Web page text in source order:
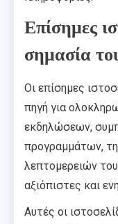
Επίσημες
σημασία
Οι επίσημες
πηγή για
εκδηλώσεων,
προγραμμάτων,
λεπτομερειών
αξιόπιστες και
Αυτές οι